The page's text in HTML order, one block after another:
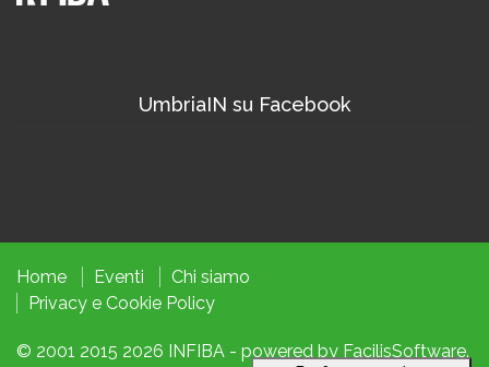
UmbriaIN su Facebook
Home Eventi
Chi siamo
Privacy e Cookie Policy
© 2001 2015 2026 INFIBA - powered by FacilisSoftware.